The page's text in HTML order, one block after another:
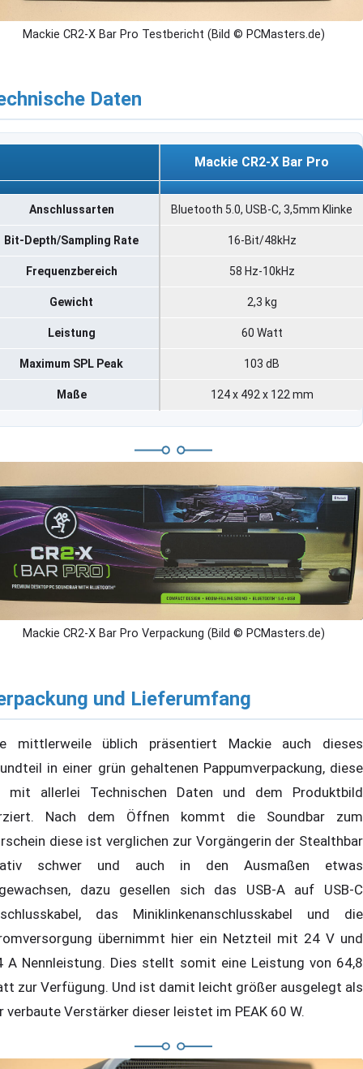
Mackie CR2-X Bar Pro Testbericht (Bild © PCMasters.de)
Daten
Mackie CR2-X Bar Pro
Mackie CR2-X Bar Pro
Anschlussarten Bluetooth 5.0, USB-C, 3,5mm Klinke
Bit-Depth/Sampling Rate 16-Bit/48kHz
Frequenzbereich 58 Hz-10kHz
Gewicht 2,3 kg
Leistung 60 Watt
Maximum SPL Peak 103 dB
Maße 124 x 492 x 122 mm
Mackie CR2-X Bar Pro Verpackung (Bild © PCMasters.de)
und Lieferumfang
mittlerweile üblich präsentiert Mackie auch dieses
in einer grün gehaltenen Pappumverpackung, diese
mit allerlei Technischen Daten und dem Produktbild
Nach dem Öffnen kommt die Soundbar zum
diese ist verglichen zur Vorgängerin der Stealthbar
schwer und auch in den Ausmaßen etwas
dazu gesellen sich das USB-A auf USB-C
das Miniklinkenanschlusskabel und die
übernimmt hier ein Netzteil mit 24 V und
A Nennleistung. Dies stellt somit eine Leistung von 64,8
zur Verfügung. Und ist damit leicht größer ausgelegt als
verbaute Verstärker dieser leistet im PEAK 60 W.